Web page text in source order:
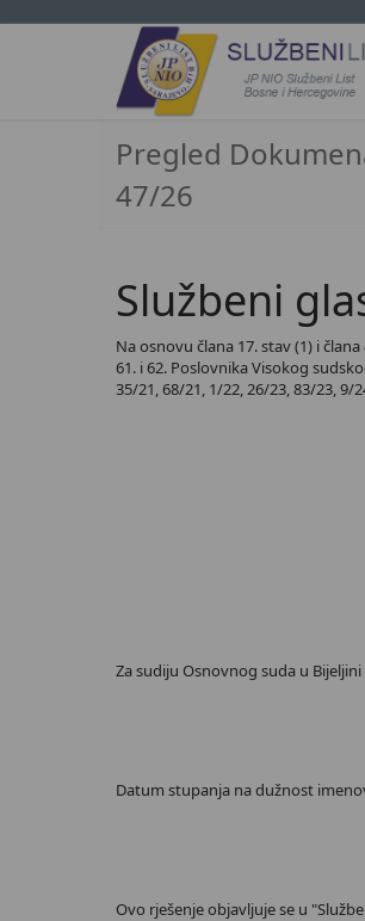
Pregled
47/26
Službeni
Na osnovu člana 17. stav (1) i
61. i 62. Poslovnika Visokog
35/21, 68/21, 1/22, 26/23, 83/23,
Za sudiju Osnovnog suda u
Datum stupanja na dužnost
Ovo rješenje objavljuje se u